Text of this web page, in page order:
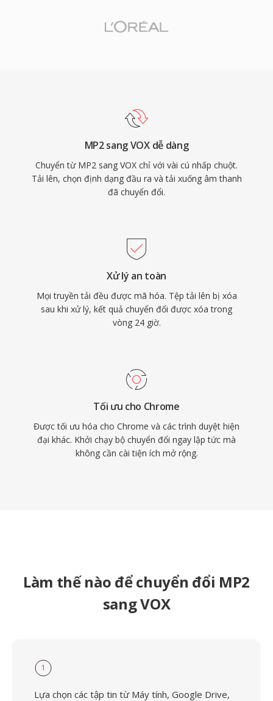
MP2 sang VOX dễ dàng
Chuyển từ MP2 sang VOX chỉ với vài cú nhấp chuột.
Tải lên, chọn định dạng đầu ra và tải xuống âm thanh
đã chuyển đổi.
Xử lý an toàn
Mọi truyền tải đều được mã hóa. Tệp tải lên bị xóa
sau khi xử lý, kết quả chuyển đổi được xóa trong
vòng 24 giờ.
Tối ưu cho Chrome
Được tối ưu hóa cho Chrome và các trình duyệt hiện
đại khác. Khởi chạy bộ chuyển đổi ngay lập tức mà
không cần cài tiện ích mở rộng.
Làm thế nào để chuyển đổi MP2
sang VOX
1
Lựa chọn các tập tin từ Máy tính, Google Drive,